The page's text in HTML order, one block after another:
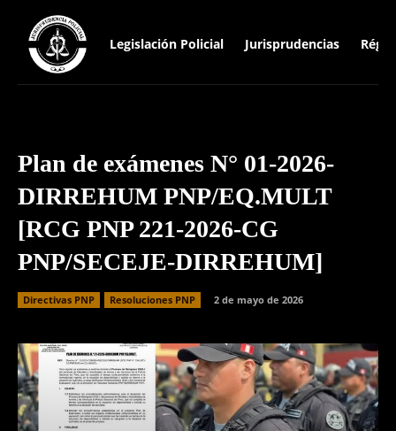
Legislación Policial Jurisprudencias
Plan de exámenes N° 01-2026-
DIRREHUM PNP/EQ.MULT
[RCG PNP 221-2026-CG
PNP/SECEJE-DIRREHUM]
Directivas PNP Resoluciones PNP 2 de mayo de 2026